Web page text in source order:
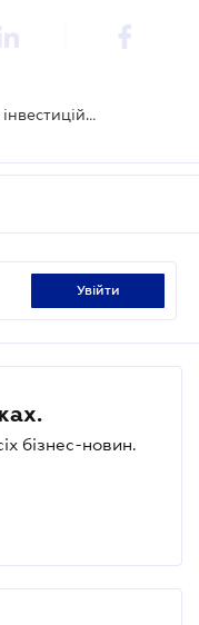
Вдосконалено механізм державних інвестиційних проектів
увійти
бізнес-новин.